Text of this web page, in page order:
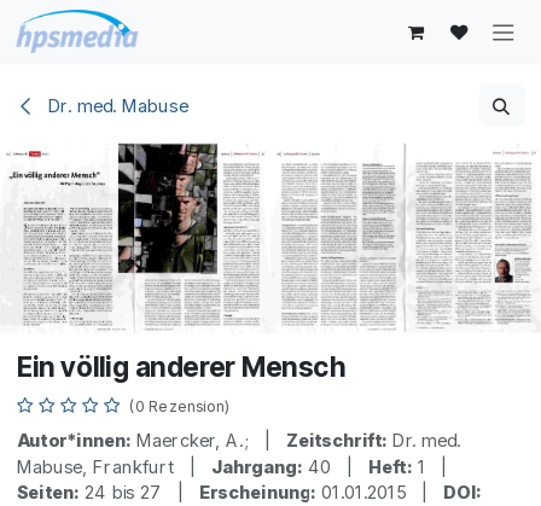
Zum Inhalt springen
Dr. med. Mabuse
Ein völlig anderer Mensch
(0 Rezension)
Autor*innen: Maercker, A.; | Zeitschrift: Dr. med.
Mabuse, Frankfurt | Jahrgang: 40 | Heft: 1 |
Seiten: 24 bis 27 | Erscheinung: 01.01.2015 | DOI: